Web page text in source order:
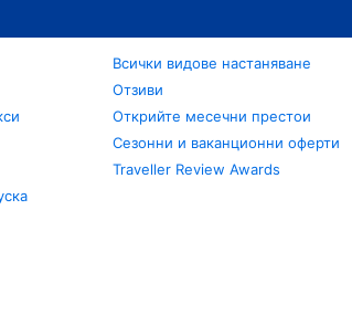
Всички видове настаняване
Отзиви
Открийте месечни престои
Сезонни и ваканционни оферти
Traveller Review Awards